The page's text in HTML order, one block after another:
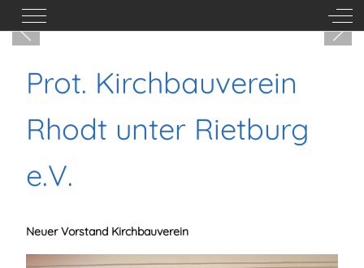
Mobile Menu Toggle Off-
Prot. Kirchbauverein
Rhodt unter Rietburg
e.V.
Neuer Vorstand Kirchbauverein